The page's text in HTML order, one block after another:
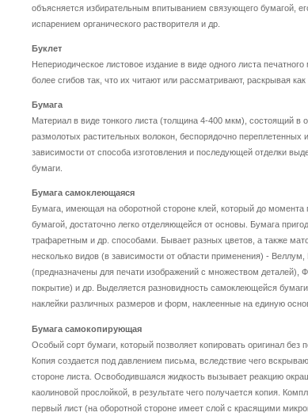
объясняется избирательным впитыванием связующего бумагой,
испарением органического растворителя и др.
Буклет
Непериодическое листовое издание в виде одного листа
более сгибов так, что их читают или рассматривают, раскрывая
Бумага
Материал в виде тонкого листа (толщина 4-400 мкм), состоящий в
размолотых растительных волокон, беспорядочно
зависимости от способа изготовления и последующей отделки
бумаги.
Бумага самоклеющаяся
Бумага, имеющая на оборотной стороне клей, который до момента
бумагой, достаточно легко отделяющейся от основы. Бумага
трафаретным и др. способами. Бывает разных цветов, а также
несколько видов (в зависимости от области применения) -
(предназначены для печати изображений с множеством
покрытие) и др. Выделяется разновидность самоклеющейся
наклейки различных размеров и форм, наклеенные на единую
Бумага самокопирующая
Особый сорт бумаги, который позволяет копировать оригинал без
Копия создается под давлением письма, вследствие чего
стороне листа. Освободившаяся жидкость вызывает реакцию
каолиновой прослойкой, в результате чего получается копия.
первый лист (на оборотной стороне имеет слой с красящими